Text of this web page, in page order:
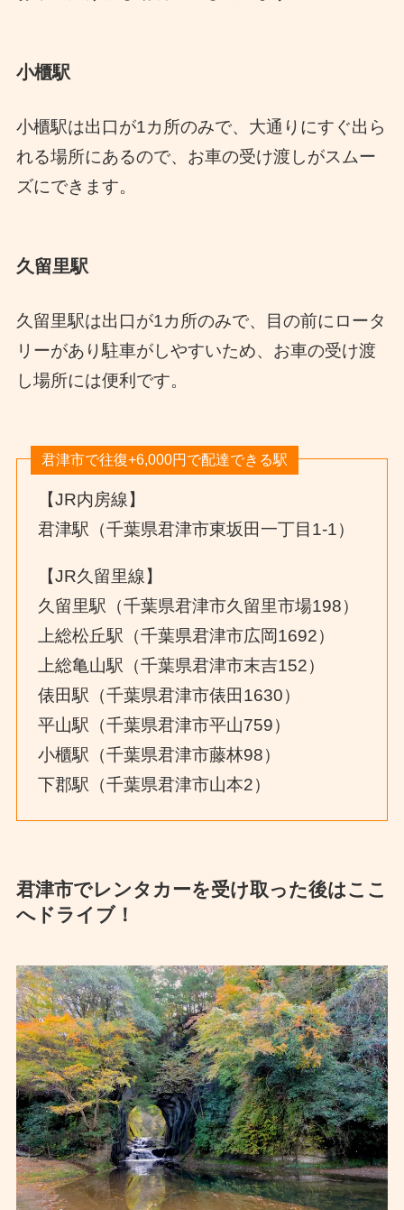
小櫃駅
小櫃駅は出口が1カ所のみで、大通りにすぐ出ら
れる場所にあるので、お車の受け渡しがスムー
ズにできます。
久留里駅
久留里駅は出口が1カ所のみで、目の前にロータ
リーがあり駐車がしやすいため、お車の受け渡
し場所には便利です。
君津市で往復+6,000円で配達できる駅
【JR内房線】
君津駅（千葉県君津市東坂田一丁目1-1）
【JR久留里線】
久留里駅（千葉県君津市久留里市場198）
上総松丘駅（千葉県君津市広岡1692）
上総亀山駅（千葉県君津市末吉152）
俵田駅（千葉県君津市俵田1630）
平山駅（千葉県君津市平山759）
小櫃駅（千葉県君津市藤林98）
下郡駅（千葉県君津市山本2）
君津市でレンタカーを受け取った後はここ
へドライブ！